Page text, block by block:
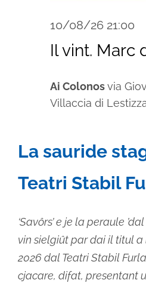
10/08/26 21:00
Il vint. Marc
Ai Colonosvia
Villaccia di
La sauride
Teatri Stabil
‘Savôrs’ e je la peraule
vin sielgiût par dai il titul
2026 dal Teatri Stabil
cjacare, difat, presentant